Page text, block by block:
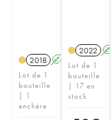
2018 A K
Lot de 1
bouteille
| 1
enchère
2022 A
Lot de 1
bouteille
| 17 en
stock